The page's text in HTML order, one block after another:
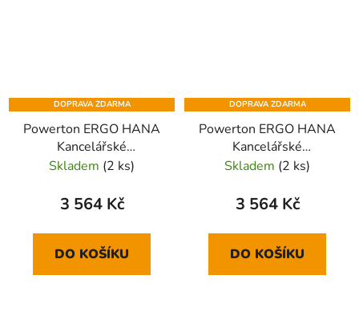
DOPRAVA ZDARMA
Powerton ERGO HANA
Kancelářské
ergonomické křeslo,
Skladem (2 ks)
3 564 Kč
DO KOŠÍKU
DOPRAVA ZDARMA
Powerton ERGO HANA
Kancelářské
ergonomické křeslo,
Skladem (2 ks)
3 564 Kč
DO KOŠÍKU